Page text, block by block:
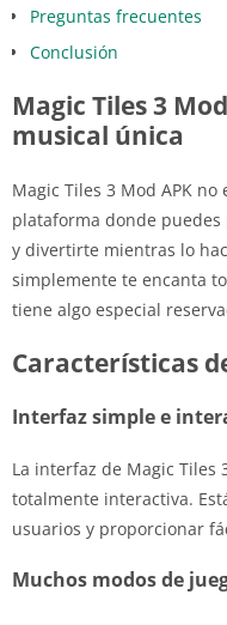
Preguntas frecuentes
Conclusión
Magic Tiles 3
musical única
Magic Tiles 3 Mod APK
plataforma donde
y divertirte mientras lo
simplemente te encanta
tiene algo especial
Características
Interfaz simple e
La interfaz de Magic Tiles
totalmente interactiva.
usuarios y proporcionar
Muchos modos de